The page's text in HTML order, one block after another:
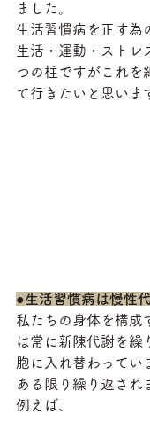
ました。
生活習慣病を正す為
生活・運動・ストレ
つの柱ですがこれを
て行きたいと思いま
●生活習慣病は慢性
私たちの身体を構成
は常に新陳代謝を繰
胞に入れ替わってい
ある限り繰り返され
例えば、